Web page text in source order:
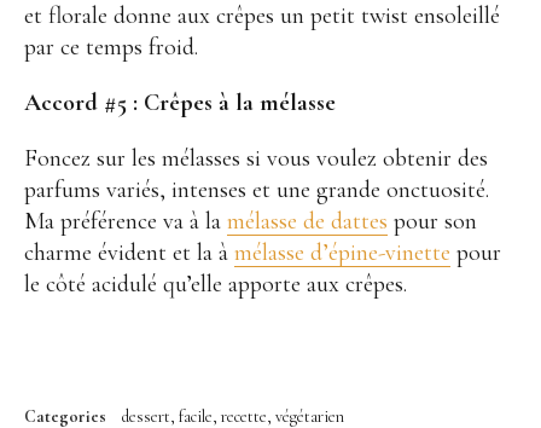
et florale donne aux crêpes un petit twist ensoleillé
par ce temps froid.
Accord #5 : Crêpes à la mélasse
Foncez sur les mélasses si vous voulez obtenir des
parfums variés, intenses et une grande onctuosité.
Ma préférence va à la mélasse de dattes pour son
charme évident et la à mélasse d’épine-vinette pour
le côté acidulé qu’elle apporte aux crêpes.
Categories dessert facile recette végétarien